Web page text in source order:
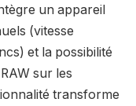
un appareil
(vitesse
et la possibilité
sur les
transforme